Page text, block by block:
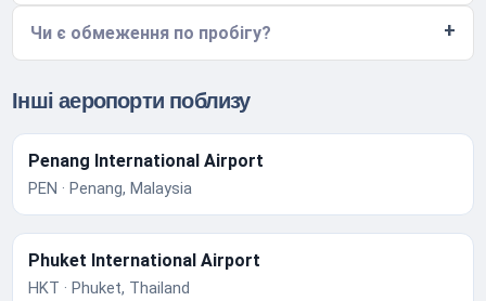
Чи є обмеження по пробігу?
Інші аеропорти поблизу
Penang International Airport
PEN · Penang, Malaysia
Phuket International Airport
HKT · Phuket, Thailand